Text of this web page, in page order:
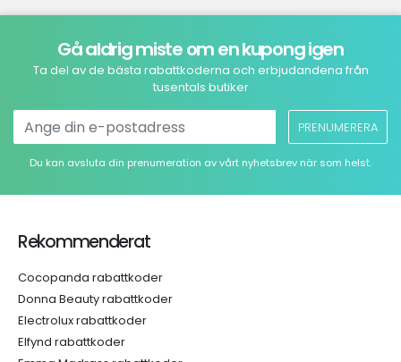
Gå aldrig miste om en kupong igen
Ta del av de bästa rabattkoderna och erbjudandena från
tusentals butiker
PRENUMERERA
Du kan avsluta din prenumeration av vårt nyhetsbrev när som helst.
Rekommenderat
Cocopanda rabattkoder
Donna Beauty rabattkoder
Electrolux rabattkoder
Elfynd rabattkoder